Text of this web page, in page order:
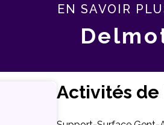
EN SAVOIR
Activités de